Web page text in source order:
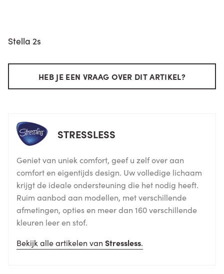
Stella 2s
HEB JE EEN VRAAG OVER DIT ARTIKEL?
STRESSLESS
Geniet van uniek comfort, geef u zelf over aan
comfort en eigentijds design. Uw volledige lichaam
krijgt de ideale ondersteuning die het nodig heeft.
Ruim aanbod aan modellen, met verschillende
afmetingen, opties en meer dan 160 verschillende
kleuren leer en stof.
Bekijk alle artikelen van Stressless.